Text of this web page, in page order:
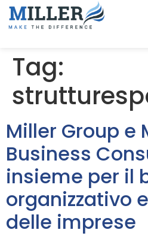
Tag:
Miller Group e
Business
insieme per il
organizzativo
delle imprese